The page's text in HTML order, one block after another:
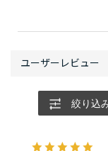
絞り込